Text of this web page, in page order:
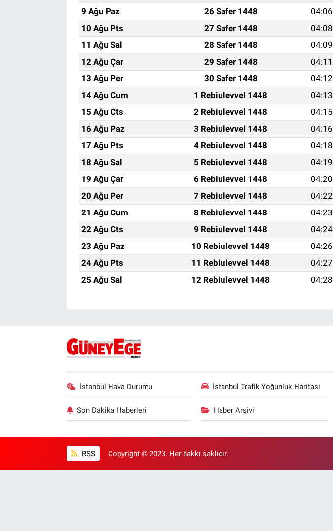
9 Ağu Paz
26 Safer 1448 04:06
10 Ağu Pts
27 Safer 1448 04:08
11 Ağu Sal
28 Safer 1448 04:09
12 Ağu Çar
29 Safer 1448 04:11
13 Ağu Per
30 Safer 1448 04:12
14 Ağu Cum
1 Rebiulevvel 1448 04:13
15 Ağu Cts
2 Rebiulevvel 1448 04:15
16 Ağu Paz
3 Rebiulevvel 1448 04:16
17 Ağu Pts
4 Rebiulevvel 1448 04:18
18 Ağu Sal
5 Rebiulevvel 1448 04:19
19 Ağu Çar
6 Rebiulevvel 1448 04:20
20 Ağu Per
7 Rebiulevvel 1448 04:22
21 Ağu Cum
8 Rebiulevvel 1448 04:23
22 Ağu Cts
9 Rebiulevvel 1448 04:24
23 Ağu Paz
10 Rebiulevvel 1448 04:26
24 Ağu Pts
11 Rebiulevvel 1448 04:27
25 Ağu Sal
12 Rebiulevvel 1448 04:28
İstanbul Hava Durumu İstanbul Trafik Yoğunluk Haritası
Son Dakika Haberleri Haber Arşivi
RSS Copyright © 2023. Her hakkı saklıdır.